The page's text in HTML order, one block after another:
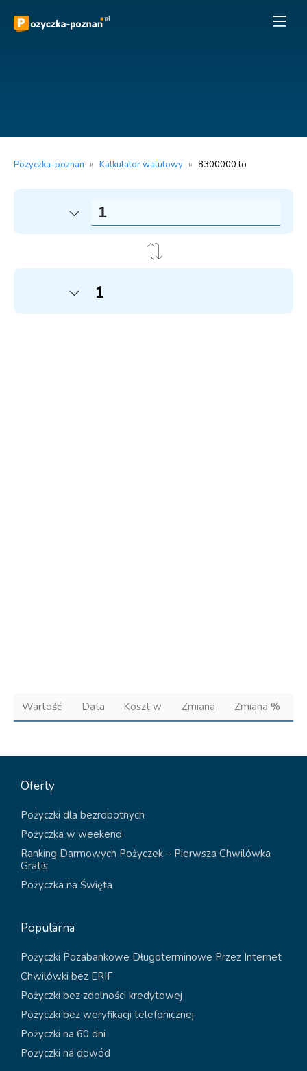
Pozyczka-poznan » Kalkulator walutowy » 8300000 to
1
Wartość Data Koszt w Zmiana Zmiana %
Oferty
Pożyczki dla bezrobotnych
Pożyczka w weekend
Ranking Darmowych Pożyczek – Pierwsza Chwilówka
Gratis
Pożyczka na Święta
Popularna
Pożyczki Pozabankowe Długoterminowe Przez Internet
Chwilówki bez ERIF
Pożyczki bez zdolności kredytowej
Pożyczki bez weryfikacji telefonicznej
Pożyczki na 60 dni
Pożyczki na dowód